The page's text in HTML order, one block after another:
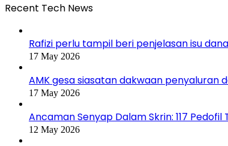
Recent Tech News
Rafizi perlu tampil beri penjelasan isu
17 May 2026
AMK gesa siasatan dakwaan penyaluran
17 May 2026
Ancaman Senyap Dalam Skrin: 117
12 May 2026